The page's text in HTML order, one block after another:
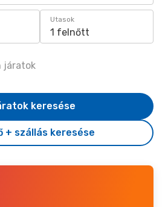
Utasok
1 felnőtt
járatok
+ szállás keresése
keresése